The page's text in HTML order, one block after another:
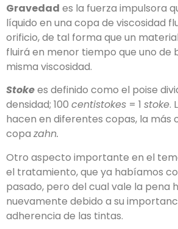
Gravedad es la fuerza impulsora
líquido en una copa de viscosidad
orificio, de tal forma que un
fluirá en menor tiempo que uno de
misma viscosidad.
Stokees definido como el poise
densidad; 100 centistokes = 1 stoke.
hacen en diferentes copas, la más
copa zahn.
Otro aspecto importante en el
el tratamiento, que ya habíamos
pasado, pero del cual vale la pena
nuevamente debido a su
adherencia de las tintas.